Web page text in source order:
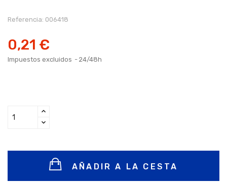
Referencia: 006418
0,21 €
Impuestos excluidos 24/48h
AÑADIR A LA CESTA